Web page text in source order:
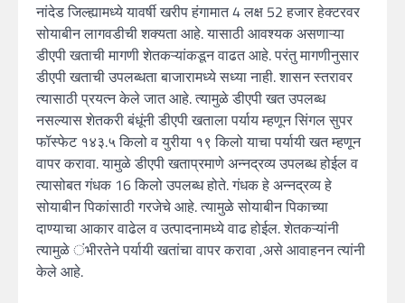
नांदेड जिल्ह्यामध्ये यावर्षी खरीप हंगामात 4 लक्ष 52 हजार हेक्‍टरवर
सोयाबीन लागवडीची शक्यता आहे. यासाठी आवश्यक असणाऱ्या
डीएपी खताची मागणी शेतकऱ्यांकडून वाढत आहे. परंतु मागणीनुसार
डीएपी खताची उपलब्धता बाजारामध्ये सध्या नाही. शासन स्तरावर
त्यासाठी प्रयत्न केले जात आहे. त्यामुळे डीएपी खत उपलब्ध
नसल्यास शेतकरी बंधूंनी डीएपी खताला पर्याय म्हणून सिंगल सुपर
फॉस्फेट १४३.५ किलो व युरीया १९ किलो याचा पर्यायी खत म्हणून
वापर करावा. यामुळे डीएपी खताप्रमाणे अन्नद्रव्य उपलब्ध होईल व
त्यासोबत गंधक 16 किलो उपलब्ध होते. गंधक हे अन्नद्रव्य हे
सोयाबीन पिकांसाठी गरजेचे आहे. त्यामुळे सोयाबीन पिकाच्या
दाण्याचा आकार वाढेल व उत्पादनामध्ये वाढ होईल. शेतकऱ्यांनी
त्यामुळे ंभीरतेने पर्यायी खतांचा वापर करावा ,असे आवाहनन त्यांनी
केले आहे.